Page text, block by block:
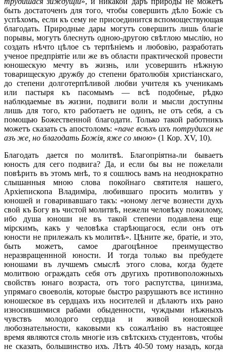
быть достаточенъ для того, чтобы совершить дѣло Божіе съ
успѣхомъ, если къ сему не присоединится вспомоществующая
благодать. Природные дары могутъ совершить лишь благіе
порывы, могутъ блеснуть одною-другою свѣтлою мыслію, но
создать нѣчто цѣлое съ терпѣніемъ и любовію, разработать
ученое предпріятіе или же въ области практической провести
юношескую мечту въ жизнь, или усовершить нѣжную
товарищескую дружбу до степени братолюбія христіанскаго,
до степени долготерпѣливой любви учителя къ ученикамъ
или пастыря къ пасомымъ — всѣ подобные, рѣдко
наблюдаемые въ жизни, подвиги воли и мысли доступны
лишь для того, кто работаетъ не одинъ, не отъ себя, а съ
помощью Божественной благодати. Только такой работникъ
можетъ сказать съ апостоломъ: «паче всѣхъ ихъ потрудихся не
азъ же, но благодать Божія, яже со мною» (1 Кор. XV, 10).
Благодать дается по молитвѣ. Благопріятна-ли бываетъ
юность для сего подвига? Да, и если бы вы не пожелали
повѣрить въ этомъ мнѣ, то я сошлюсь вамъ на неоднократно
слышанныя мною слова покойнаго святителя нашего,
Архіепископа Владиміра, любившаго просить молитвъ у
юношей и говаривавшаго такъ: «юному легче вознести духъ
свой къ Богу въ чистой молитвѣ, нежели человѣку пожилому,
ибо душа юноши не въ такой степени подавлена еще
мірскимъ, какъ у человѣка старѣющагося, если онъ отъ
юности не прилежалъ къ молитвѣ». Цѣните же, братіе, и это,
быть можетъ, самое драгоцѣнное преимущество
неразвращеннной юности. И тогда только вы пребудете
юношами въ лучшемъ смыслѣ этого слова, когда будете
молитвою ограждать себя отъ другихъ противоположныхъ
свойствъ юнаго возраста, отъ того распутства, цинизма,
упрямаго своеволія, которые быстро разрушаютъ все истинно
юношеское въ сердцахъ ихъ носителей и дѣлаютъ ихъ рано
износившимися рабами обыденности, чуждыми нѣжныхъ
чувствъ молодого сердца и живой юношеской
любознательности, каковыми къ сожалѣнію въ настоящее
время являются столь многіе изъ свѣтскихъ студентовъ, чтобы
не сказать, большинство ихъ. Лѣтъ 40-50 тому назадъ, когда